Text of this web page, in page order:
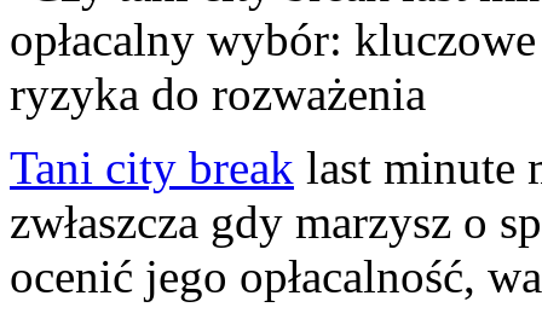
Tani city break last minute
zwłaszcza gdy marzysz o
ocenić jego opłacalność,